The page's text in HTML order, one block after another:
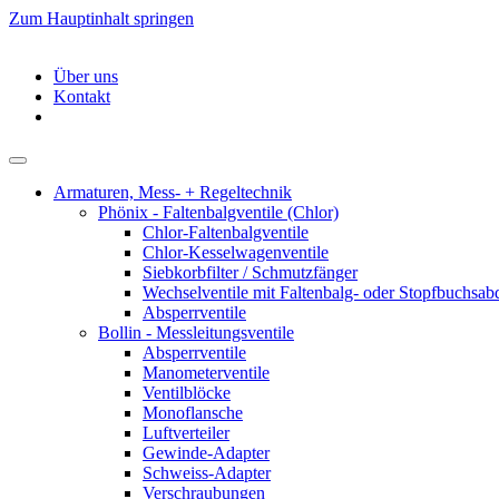
Zum Hauptinhalt springen
Über uns
Kontakt
Armaturen, Mess- + Regeltechnik
Phönix - Faltenbalgventile (Chlor)
Chlor-Faltenbalgventile
Chlor-Kesselwagenventile
Siebkorbfilter / Schmutzfänger
Wechselventile mit Faltenbalg- oder
Absperrventile
Bollin - Messleitungsventile
Absperrventile
Manometerventile
Ventilblöcke
Monoflansche
Luftverteiler
Gewinde-Adapter
Schweiss-Adapter
Verschraubungen